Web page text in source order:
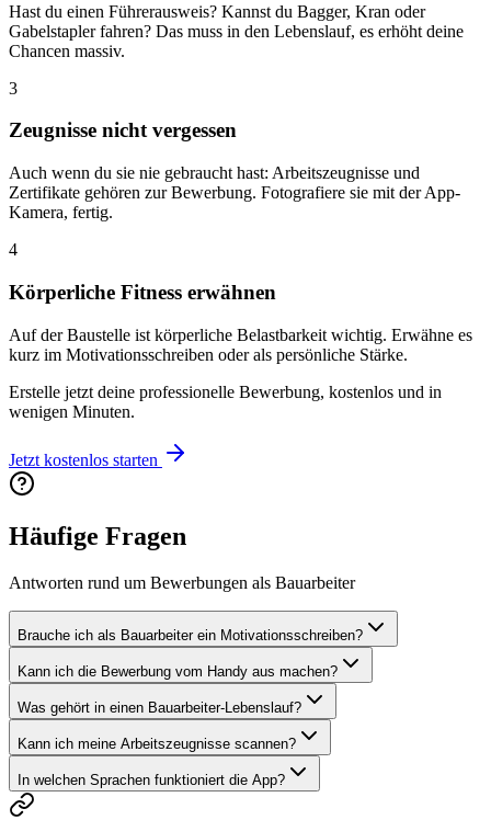
Hast du einen Führerausweis? Kannst du Bagger, Kran oder
Gabelstapler fahren? Das muss in den Lebenslauf, es erhöht deine
Chancen massiv.
3
Zeugnisse nicht vergessen
Auch wenn du sie nie gebraucht hast: Arbeitszeugnisse und
Zertifikate gehören zur Bewerbung. Fotografiere sie mit der App-
Kamera, fertig.
4
Körperliche Fitness erwähnen
Auf der Baustelle ist körperliche Belastbarkeit wichtig. Erwähne es
kurz im Motivationsschreiben oder als persönliche Stärke.
Erstelle jetzt deine professionelle Bewerbung, kostenlos und in
wenigen Minuten.
Jetzt kostenlos starten
Häufige Fragen
Antworten rund um Bewerbungen als Bauarbeiter
Brauche ich als Bauarbeiter ein Motivationsschreiben?
Kann ich die Bewerbung vom Handy aus machen?
Was gehört in einen Bauarbeiter-Lebenslauf?
Kann ich meine Arbeitszeugnisse scannen?
In welchen Sprachen funktioniert die App?